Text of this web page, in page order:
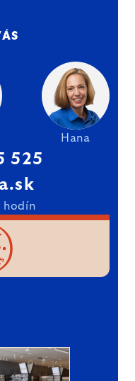
Hana
525
hodín